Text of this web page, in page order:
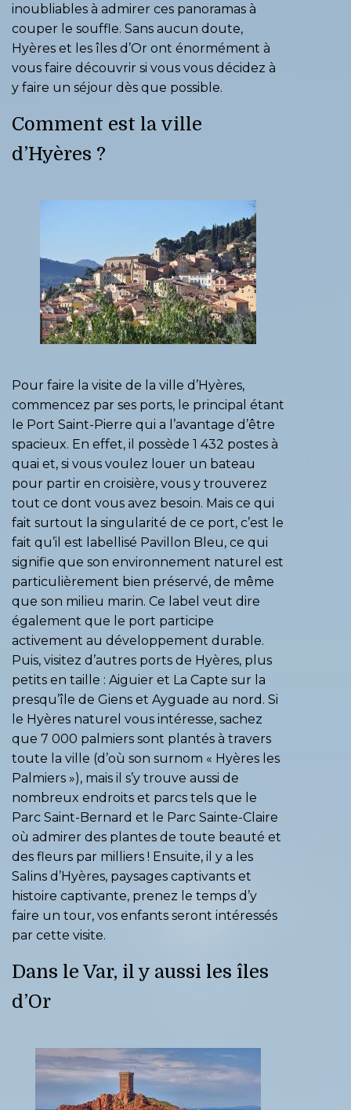
inoubliables à admirer ces panoramas à
couper le souffle. Sans aucun doute,
Hyères et les îles d’Or ont énormément à
vous faire découvrir si vous vous décidez à
y faire un séjour dès que possible.
Comment est la ville
d’Hyères ?
Pour faire la visite de la ville d’Hyères,
commencez par ses ports, le principal étant
le Port Saint-Pierre qui a l’avantage d’être
spacieux. En effet, il possède 1 432 postes à
quai et, si vous voulez louer un bateau
pour partir en croisière, vous y trouverez
tout ce dont vous avez besoin. Mais ce qui
fait surtout la singularité de ce port, c’est le
fait qu’il est labellisé Pavillon Bleu, ce qui
signifie que son environnement naturel est
particulièrement bien préservé, de même
que son milieu marin. Ce label veut dire
également que le port participe
activement au développement durable.
Puis, visitez d’autres ports de Hyères, plus
petits en taille : Aiguier et La Capte sur la
presqu’île de Giens et Ayguade au nord. Si
le Hyères naturel vous intéresse, sachez
que 7 000 palmiers sont plantés à travers
toute la ville (d’où son surnom « Hyères les
Palmiers »), mais il s’y trouve aussi de
nombreux endroits et parcs tels que le
Parc Saint-Bernard et le Parc Sainte-Claire
où admirer des plantes de toute beauté et
des fleurs par milliers ! Ensuite, il y a les
Salins d’Hyères, paysages captivants et
histoire captivante, prenez le temps d’y
faire un tour, vos enfants seront intéressés
par cette visite.
Dans le Var, il y aussi les îles
d’Or